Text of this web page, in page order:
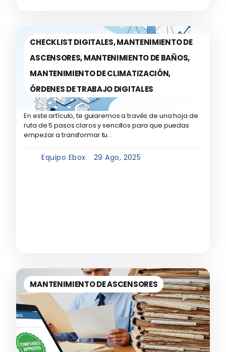
CHECKLIST DIGITALES,MANTENIMIENTO DE
ASCENSORES,MANTENIMIENTO DE BAÑOS,
MANTENIMIENTO DE CLIMATIZACIÓN,
ÓRDENES DE TRABAJO DIGITALES
En este artículo, te guiaremos a través de una hoja de
ruta de 5 pasos claros y sencillos para que puedas
empezar a transformar tu...
Equipo Ebox 29 Ago, 2025
MANTENIMIENTO DE ASCENSORES